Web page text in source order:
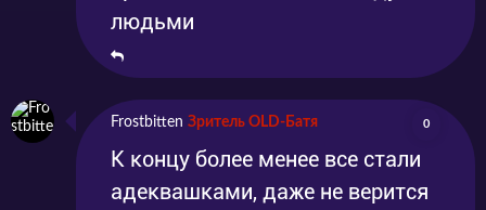
людьми
Frostbitten Зритель OLD-Батя 0
К концу более менее все стали
адеквашками, даже не верится